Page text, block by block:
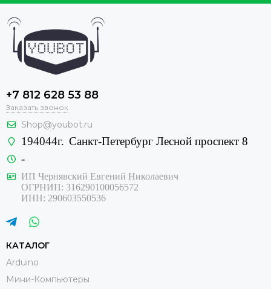
+7 812 628 53 88
Заказать звонок
Shop@youbot.ru
194044г. Санкт-Петербург Лесной проспект 8
-
ИП Чернявский Евгений Николаевич
ОГРНИП: 316290100056572
ИНН: 290603550536
КАТАЛОГ
Arduino
Мини-Компьютеры